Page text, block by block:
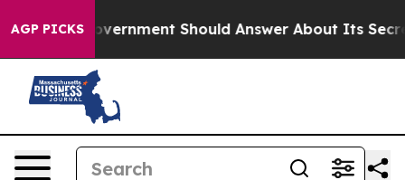
AGP PICKS
Government Should Answer About Its Secretive